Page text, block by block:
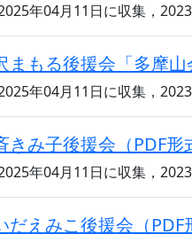
年04月11日に収集，
まもる後援会「多摩山
年04月11日に収集，
きみ子後援会（PDF形
年04月11日に収集，
だえみこ後援会（PDF